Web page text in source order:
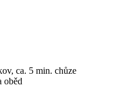
ca. 5 min. chůze
oběd